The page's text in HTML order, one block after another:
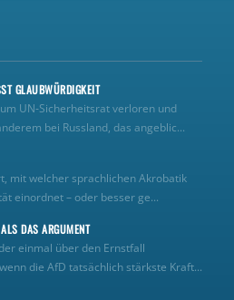
GLAUBWÜRDIGKEIT
UN‑Sicherheitsrat verloren und
bei Russland, das angeblic...
mit welcher sprachlichen Akrobatik
einordnet – oder besser ge...
DAS ARGUMENT
einmal über den Ernstfall
die AfD tatsächlich stärkste Kraft...